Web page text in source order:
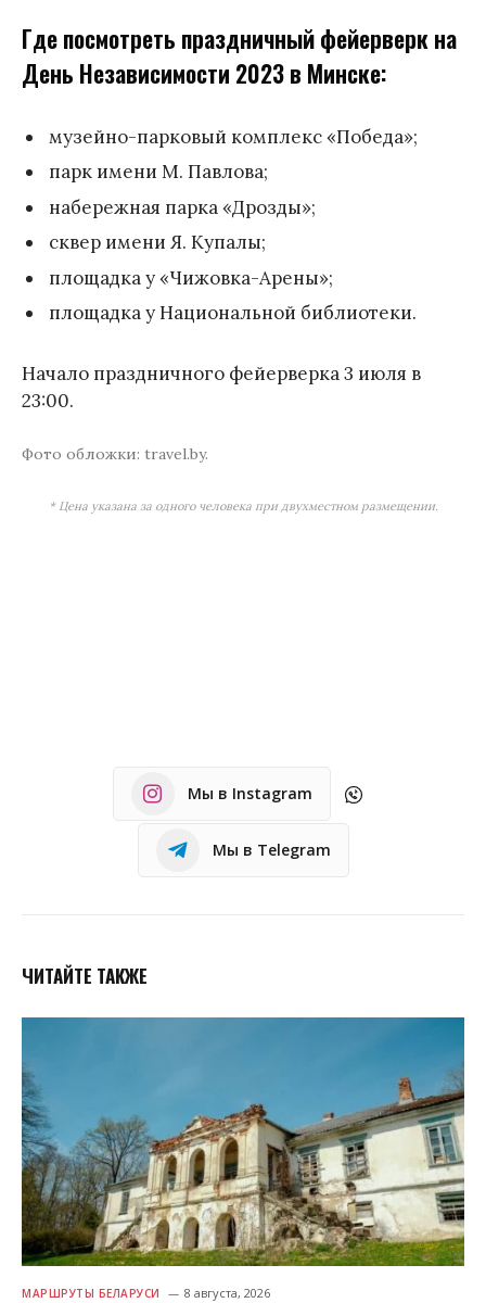
Где посмотреть праздничный фейерверк на
День Независимости 2023 в Минске:
музейно-парковый комплекс «Победа»;
парк имени М. Павлова;
набережная парка «Дрозды»;
сквер имени Я. Купалы;
площадка у «Чижовка-Арены»;
площадка у Национальной библиотеки.
Начало праздничного фейерверка 3 июля в
23:00.
Фото обложки: travel.by.
* Цена указана за одного человека при двухместном размещении.
Мы в Instagram
Мы в Telegram
ЧИТАЙТЕ ТАКЖЕ
МАРШРУТЫ БЕЛАРУСИ 8 августа, 2026